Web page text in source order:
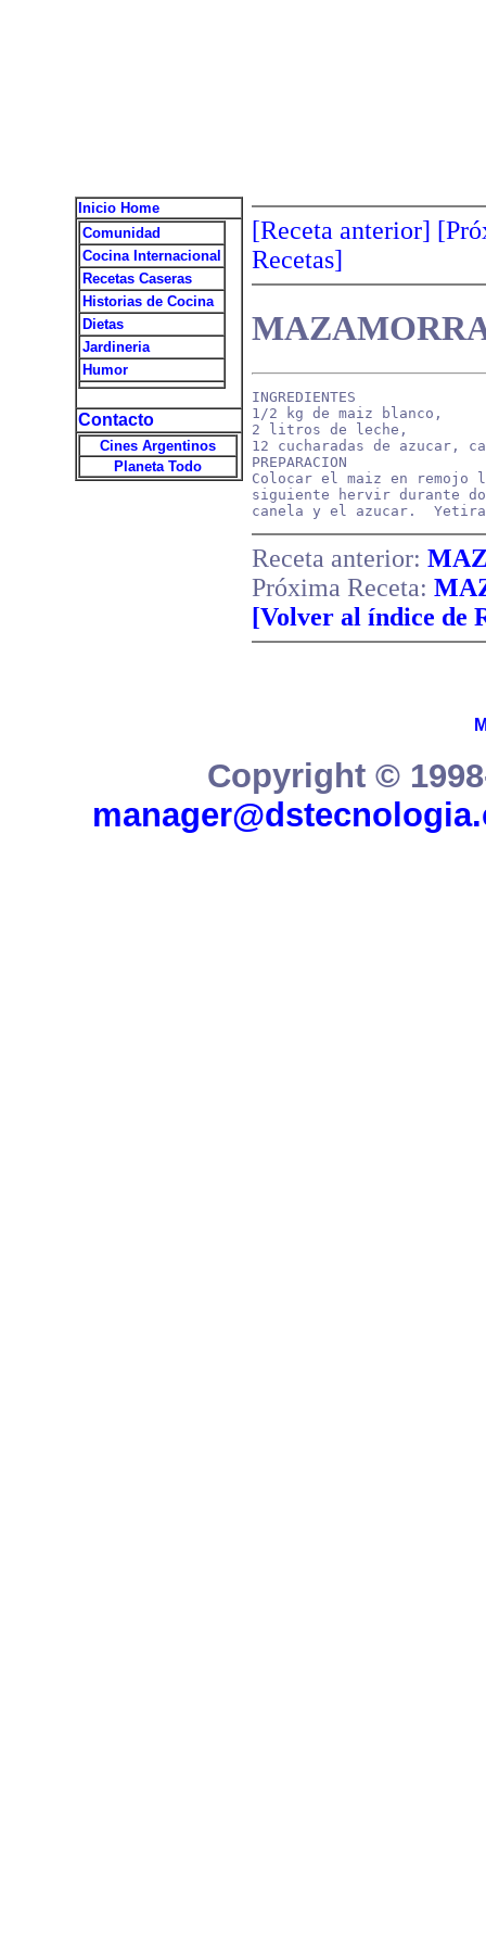
Inicio Home
Comunidad
Cocina Internacional
Recetas Caseras
Historias de Cocina
Dietas
Jardineria
Humor
Contacto
Cines Argentinos
Planeta Todo
[Receta anterior]
Recetas]
INGREDIENTES
1/2 kg de maiz blanco,
2 litros de leche,
12 cucharadas de azucar,
PREPARACION
Colocar el maiz en
siguiente hervir durante
canela y el azucar.
Receta anterior:
Próxima Receta:
[Volver al índice de
Copyright ©